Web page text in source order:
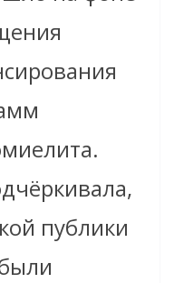
публики